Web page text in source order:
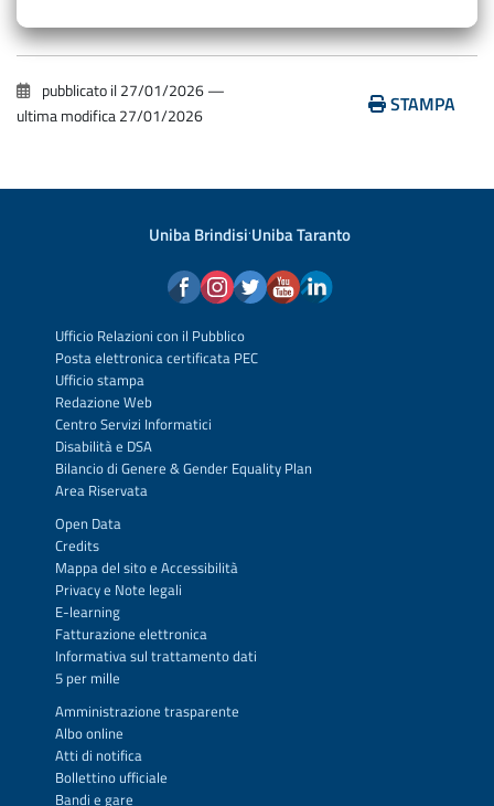
pubblicato il27/01/2026—
ultima modifica27/01/2026 STAMPA
Uniba Brindisi·Uniba Taranto
Ufficio Relazioni con il Pubblico
Posta elettronica certificata PEC
Ufficio stampa
Redazione Web
Centro Servizi Informatici
Disabilità e DSA
Bilancio di Genere & Gender Equality Plan
Area Riservata
Open Data
Credits
Mappa del sitoe Accessibilità
Privacye Note legali
E-learning
Fatturazione elettronica
Informativa sul trattamento dati
5 per mille
Amministrazione trasparente
Albo online
Atti di notifica
Bollettino ufficiale
Bandi e gare